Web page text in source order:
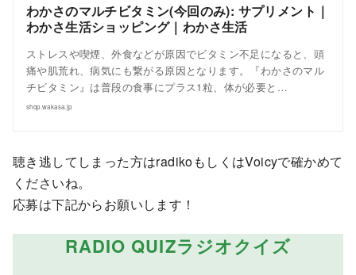
わかさのマルチビタミン(今回のみ): サプリメント｜
わかさ生活ショッピング｜わかさ生活
ストレスや喫煙、外食などが原因でビタミン不足になると、頭
痛や肌荒れ、病気にも繋がる原因となります。『わかさのマル
チビタミン』は普段の食事にプラス1粒、体が必要と…
shop.wakasa.jp
聴き逃してしまった方はradikoもしくはVoicyで確かめて
くださいね。
応募は下記からお願いします！
RADIO QUIZラジオクイズ